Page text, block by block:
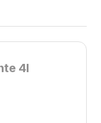
4l